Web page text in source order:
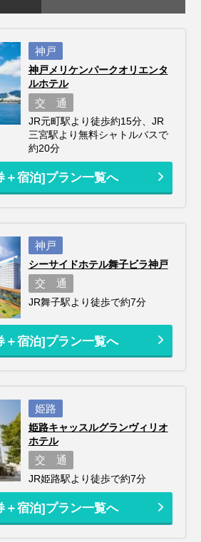
神戸
神戸メリケンパークオリエンタ
ルホテル
交 通
JR元町駅より徒歩約15分、JR
三宮駅より無料シャトルバスで
約20分
＋宿泊]プラン一覧へ
神戸
シーサイドホテル舞子ビラ神戸
交 通
JR舞子駅より徒歩で約7分
＋宿泊]プラン一覧へ
姫路
姫路キャッスルグランヴィリオ
ホテル
交 通
JR姫路駅より徒歩で約7分
＋宿泊]プラン一覧へ